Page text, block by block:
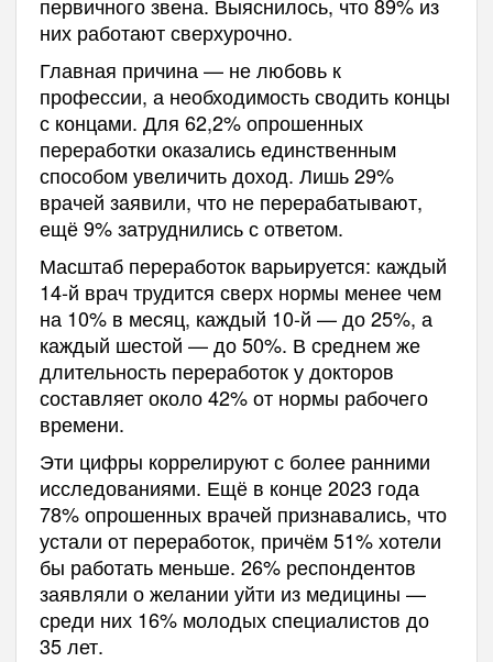
них работают сверхурочно.
Главная причина — не любовь к
профессии, а необходимость сводить концы
с концами. Для 62,2% опрошенных
переработки оказались единственным
способом увеличить доход. Лишь 29%
врачей заявили, что не перерабатывают,
ещё 9% затруднились с ответом.
Масштаб переработок варьируется: каждый
14-й врач трудится сверх нормы менее чем
на 10% в месяц, каждый 10-й — до 25%, а
каждый шестой — до 50%. В среднем же
длительность переработок у докторов
составляет около 42% от нормы рабочего
времени.
Эти цифры коррелируют с более ранними
исследованиями. Ещё в конце 2023 года
78% опрошенных врачей признавались, что
устали от переработок, причём 51% хотели
бы работать меньше. 26% респондентов
заявляли о желании уйти из медицины —
среди них 16% молодых специалистов до
35 лет.